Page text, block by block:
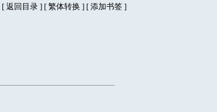
[返回目录 ] [ 繁体转换 ] [ 添加书签 ]